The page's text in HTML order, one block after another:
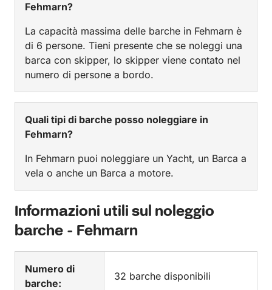
Fehmarn?
La capacità massima delle barche in Fehmarn è
di 6 persone. Tieni presente che se noleggi una
barca con skipper, lo skipper viene contato nel
numero di persone a bordo.
Quali tipi di barche posso noleggiare in
Fehmarn?
In Fehmarn puoi noleggiare un Yacht, un Barca a
vela o anche un Barca a motore.
Informazioni utili sul noleggio
barche - Fehmarn
Numero di
barche:
32 barche disponibili